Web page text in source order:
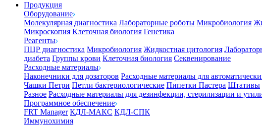
Продукция
Оборудование
Молекулярная диагностика Лабораторные роботы Микробиология
Микроскопия Клеточная биология Генетика
Реагенты
ПЦР диагностика Микробиология Жидкостная цитология
диабета Группы крови Клеточная биология Секвенирование
Расходные материалы
Наконечники для дозаторов Расходные материалы для
Чашки Петри Петли бактериологические Пипетки Пастера Штативы
Разное Расходные материалы для дезинфекции, стерилизации и
Программное обеспечение
FRT Manager КДЛ-МАКС КДЛ-СПК
Иммунохимия